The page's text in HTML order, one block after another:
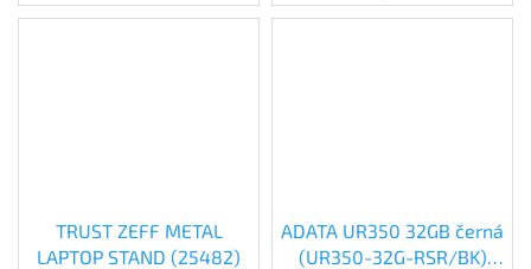
TRUST ZEFF METAL
LAPTOP STAND (25482)
ADATA UR350 32GB černá
(UR350-32G-RSR/BK)